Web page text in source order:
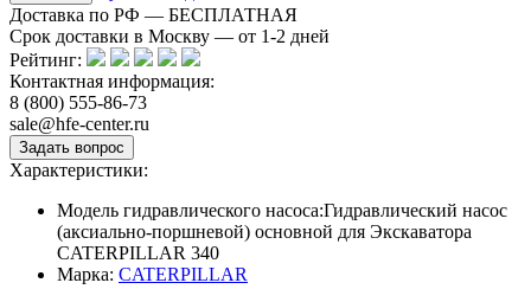
Доставка по РФ — БЕСПЛАТНАЯ
Срок доставки в Москву — от 1-2 дней
Рейтинг:
Контактная информация:
8 (800) 555-86-73
sale@hfe-center.ru
Характеристики:
Модель гидравлического насоса:Гидравлический насос
(аксиально-поршневой) основной для Экскаватора
CATERPILLAR 340
Марка: CATERPILLAR